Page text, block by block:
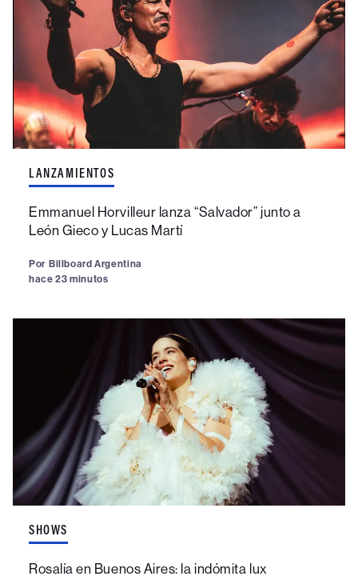
LANZAMIENTOS
Emmanuel Horvilleur lanza “Salvador” junto a
León Gieco y Lucas Martí
Por Billboard Argentina
hace 23 minutos
SHOWS
Rosalía en Buenos Aires: la indómita lux